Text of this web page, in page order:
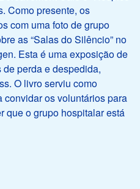
Como presente, os
com uma foto de grupo
as “Salas do Silêncio” no
Esta é uma exposição de
perda e despedida,
O livro serviu como
convidar os voluntários para
que o grupo hospitalar está